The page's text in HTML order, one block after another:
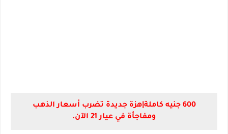
600 جنيه كاملة|هزة جديدة تضرب أسعار الذهب
ومفاجأة في عيار 21 الآن.